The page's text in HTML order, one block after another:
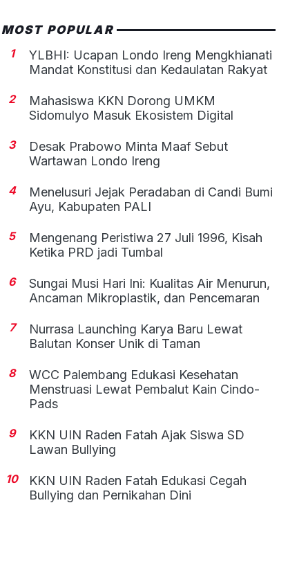
MOST POPULAR
1
YLBHI: Ucapan Londo Ireng Mengkhianati
Mandat Konstitusi dan Kedaulatan Rakyat
2
Mahasiswa KKN Dorong UMKM
Sidomulyo Masuk Ekosistem Digital
3
Desak Prabowo Minta Maaf Sebut
Wartawan Londo Ireng
4
Menelusuri Jejak Peradaban di Candi Bumi
Ayu, Kabupaten PALI
5
Mengenang Peristiwa 27 Juli 1996, Kisah
Ketika PRD jadi Tumbal
6
Sungai Musi Hari Ini: Kualitas Air Menurun,
Ancaman Mikroplastik, dan Pencemaran
7
Nurrasa Launching Karya Baru Lewat
Balutan Konser Unik di Taman
8
WCC Palembang Edukasi Kesehatan
Menstruasi Lewat Pembalut Kain Cindo-
Pads
9
KKN UIN Raden Fatah Ajak Siswa SD
Lawan Bullying
10
KKN UIN Raden Fatah Edukasi Cegah
Bullying dan Pernikahan Dini